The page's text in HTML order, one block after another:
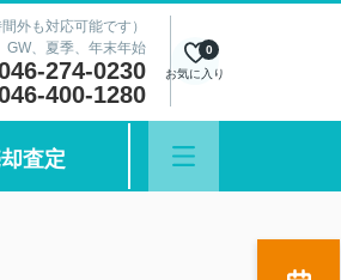
外も対応可能です）
GW、夏季、年末年始
274-0230
400-1280
お気に入り
0
査定